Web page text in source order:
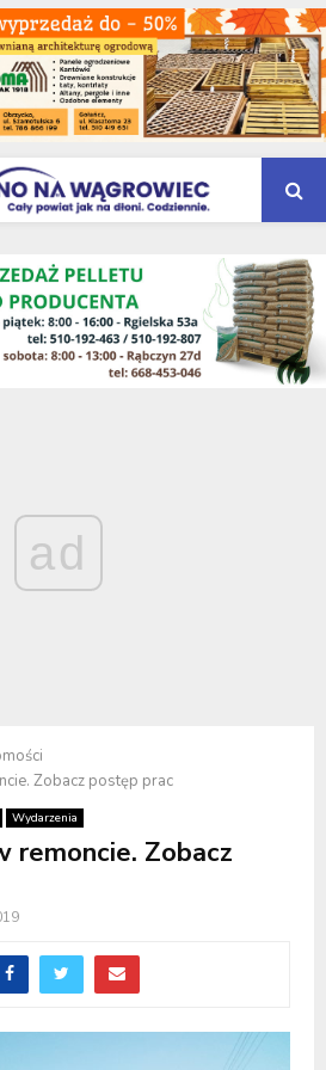
ad
Zobacz postęp prac
Wydarzenia
remoncie. Zobacz